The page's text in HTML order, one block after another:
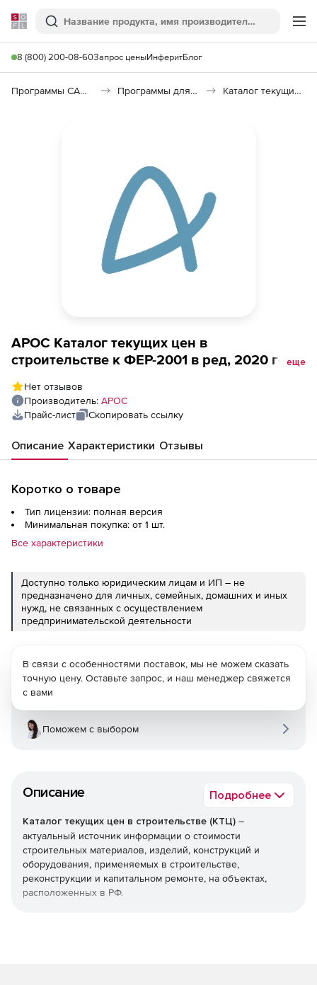
Softline
Поиск
8 (800) 200-08-60Запрос ценыИнферитБлог
Программы САПР и ГИС Программы для документооборота Каталог текущих цен в строительстве (КТЦ)
АРОС Каталог текущих цен в
строительстве к ФЕР-2001 в ред, 2020 года,
Калужская область 1-е рабочее место
еще
Нет отзывов
Производитель: АРОС
Прайс-лист
Скопировать ссылку
Описание Характеристики Отзывы
Коротко о товаре
Тип лицензии: полная версия
Минимальная покупка: от 1 шт.
Все характеристики
Доступно только юридическим лицам и ИП – не
предназначено для личных, семейных, домашних и иных
нужд, не связанных с осуществлением
предпринимательской деятельности
Описание Подробнее
Каталог текущих цен в строительстве (КТЦ) –
актуальный источник информации о стоимости
строительных материалов, изделий, конструкций и
оборудования, применяемых в строительстве,
реконструкции и капитальном ремонте, на объектах,
расположенных в РФ.
В связи с особенностями поставок, мы не можем сказать
точную цену. Оставьте запрос, и наш менеджер свяжется
с вами
Поможем с выбором